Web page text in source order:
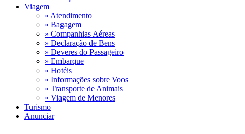
Viagem
» Atendimento
» Bagagem
» Companhias Aéreas
» Declaração de Bens
» Deveres do Passageiro
» Embarque
» Hotéis
» Informações sobre Voos
» Transporte de Animais
» Viagem de Menores
Turismo
Anunciar